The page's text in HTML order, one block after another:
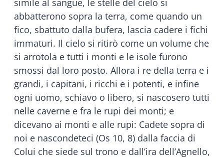
simile al sangue, le stelle del cielo si
abbatterono sopra la terra, come quando un
fico, sbattuto dalla bufera, lascia cadere i fichi
immaturi. Il cielo si ritirò come un volume che
si arrotola e tutti i monti e le isole furono
smossi dal loro posto. Allora i re della terra e i
grandi, i capitani, i ricchi e i potenti, e infine
ogni uomo, schiavo o libero, si nascosero tutti
nelle caverne e fra le rupi dei monti; e
dicevano ai monti e alle rupi: Cadete sopra di
noi e nascondeteci (Os 10, 8) dalla faccia di
Colui che siede sul trono e dall’ira dell’Agnello,